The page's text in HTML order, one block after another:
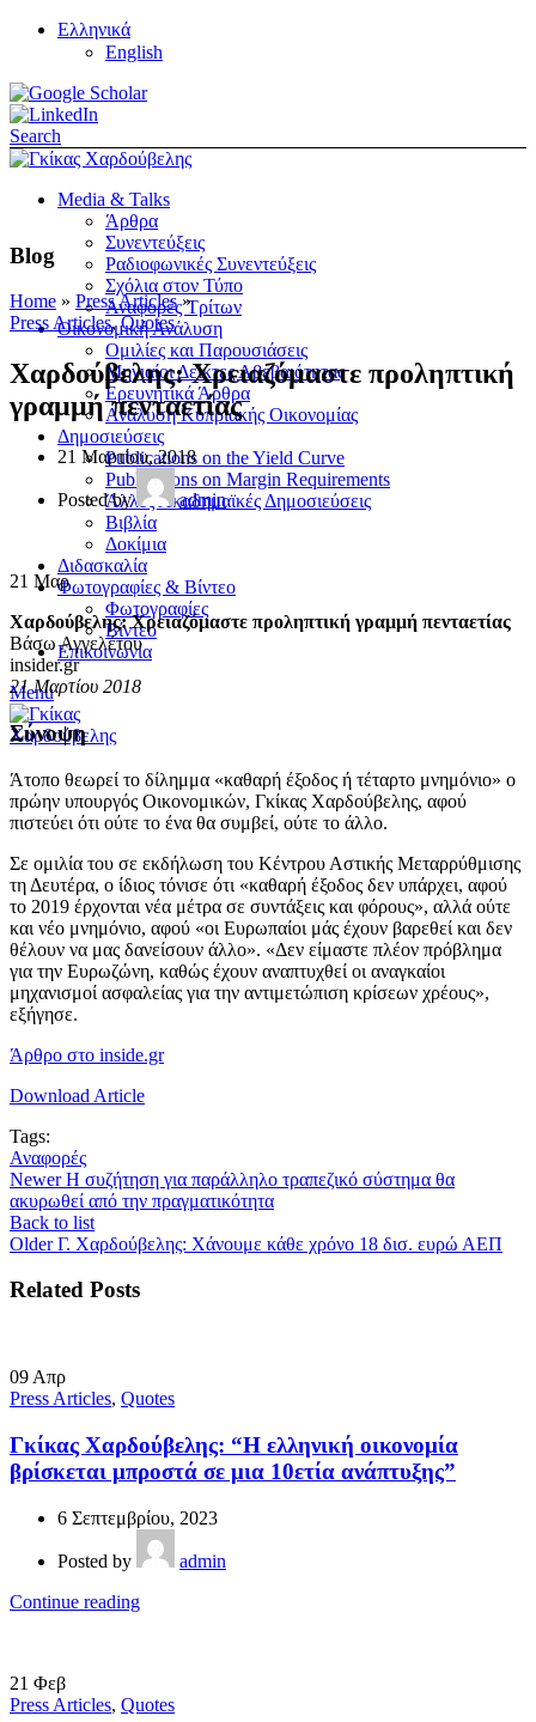
Ελληνικά
English
Search
Media & Talks
Άρθρα
Συνεντεύξεις
Ραδιοφωνικές Συνεντεύξεις
Σχόλια στον Τύπο
Αναφορές Τρίτων
Οικονομική Ανάλυση
Ομιλίες και Παρουσιάσεις
Μηνιαίοι Δείκτες Αβεβαιότητας
Ερευνητικά Άρθρα
Ανάλυση Κυπριακής Οικονομίας
Δημοσιεύσεις
Publications on the Yield Curve
Publications on Margin Requirements
Άλλες Ακαδημαϊκές Δημοσιεύσεις
Βιβλία
Δοκίμια
Διδασκαλία
Φωτογραφίες & Βίντεο
Φωτογραφίες
Βίντεο
Επικοινωνία
Menu
Blog
Home » Press Articles»
Press Articles,Quotes
Χαρδούβελης: Χρειαζόμαστε προληπτική
γραμμή πενταετίας
21 Μαρτίου, 2018
Posted by admin
21 Μαρ
Χαρδούβελης: Χρειαζόμαστε προληπτική γραμμή πενταετίας
Βάσω Αγγελέτου
insider.gr
21 Μαρτίου 2018
Σύνοψη
Άτοπο θεωρεί το δίλημμα «καθαρή έξοδος ή τέταρτο μνημόνιο» ο
πρώην υπουργός Οικονομικών, Γκίκας Χαρδούβελης, αφού
πιστεύει ότι ούτε το ένα θα συμβεί, ούτε το άλλο.
Σε ομιλία του σε εκδήλωση του Κέντρου Αστικής Μεταρρύθμισης
τη Δευτέρα, ο ίδιος τόνισε ότι «καθαρή έξοδος δεν υπάρχει, αφού
το 2019 έρχονται νέα μέτρα σε συντάξεις και φόρους», αλλά ούτε
και νέο μνημόνιο, αφού «οι Ευρωπαίοι μάς έχουν βαρεθεί και δεν
θέλουν να μας δανείσουν άλλο». «Δεν είμαστε πλέον πρόβλημα
για την Ευρωζώνη, καθώς έχουν αναπτυχθεί οι αναγκαίοι
μηχανισμοί ασφαλείας για την αντιμετώπιση κρίσεων χρέους»,
εξήγησε.
Άρθρο στο inside.gr
Download Article
Tags:
Αναφορές
Newer Η συζήτηση για παράλληλο τραπεζικό σύστημα θα
ακυρωθεί από την πραγματικότητα
Back to list
Older Γ. Χαρδούβελης: Χάνουμε κάθε χρόνο 18 δισ. ευρώ ΑΕΠ
Related Posts
09 Απρ
Press Articles, Quotes
Γκίκας Χαρδούβελης: “Η ελληνική οικονομία
βρίσκεται μπροστά σε μια 10ετία ανάπτυξης”
6 Σεπτεμβρίου, 2023
Posted by
admin
Continue reading
21 Φεβ
Press Articles, Quotes